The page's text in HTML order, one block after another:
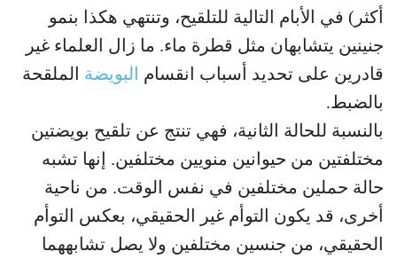
أكثر) في الأبام التالية للتلقيح، وتنتهي هكذا بنمو
جنينين يتشابهان مثل قطرة ماء. ما زال العلماء غير
قادرين على تحديد أسباب انقسام البويضة الملقحة
بالضبط.
بالنسبة للحالة الثانية، فهي تنتج عن تلقيح بويضتين
مختلفتين من حيوانين منويين مختلفين. إنها تشبه
حالة حملين مختلفين في نفس الوقت. من ناحية
أخرى، قد يكون التوأم غير الحقيقي، بعكس التوأم
الحقيقي، من جنسين مختلفين ولا يصل تشابههما